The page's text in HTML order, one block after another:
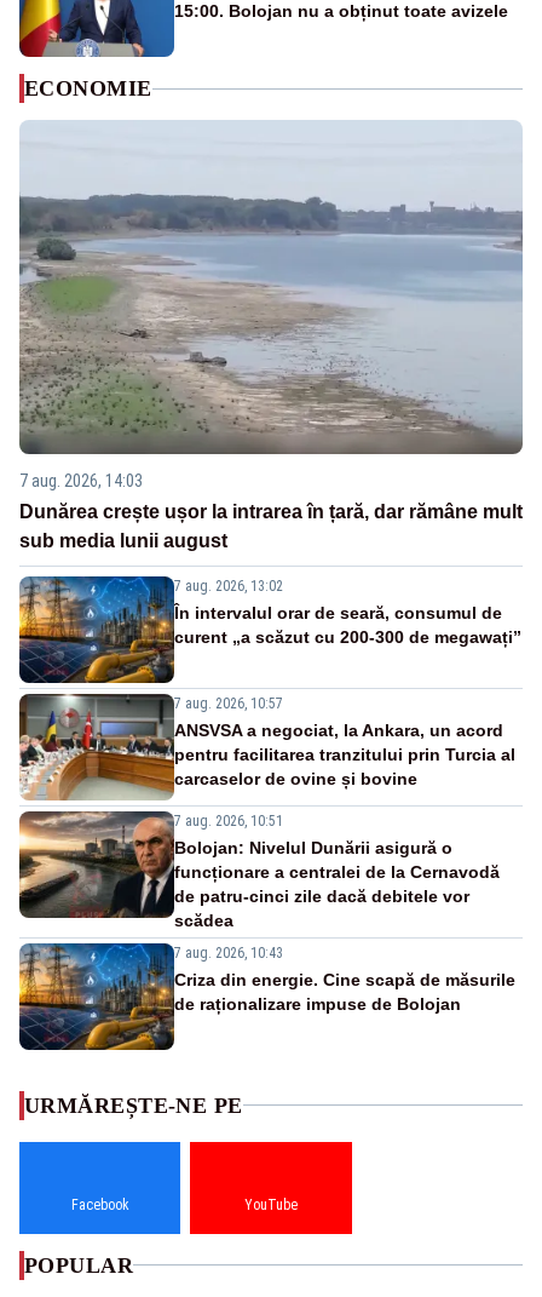
15:00. Bolojan nu a obținut toate avizele
ECONOMIE
7 aug. 2026, 14:03
Dunărea crește ușor la intrarea în țară, dar rămâne mult
sub media lunii august
7 aug. 2026, 13:02
În intervalul orar de seară, consumul de
curent „a scăzut cu 200-300 de megawați”
7 aug. 2026, 10:57
ANSVSA a negociat, la Ankara, un acord
pentru facilitarea tranzitului prin Turcia al
carcaselor de ovine și bovine
7 aug. 2026, 10:51
Bolojan: Nivelul Dunării asigură o
funcționare a centralei de la Cernavodă
de patru-cinci zile dacă debitele vor
scădea
7 aug. 2026, 10:43
Criza din energie. Cine scapă de măsurile
de raționalizare impuse de Bolojan
URMĂREȘTE-NE PE
Facebook YouTube
POPULAR